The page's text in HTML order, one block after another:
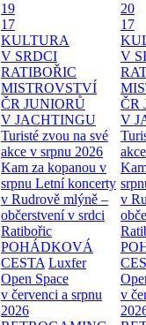
19
17
KULTURA
V SRDCI
RATIBOŘIC
MISTROVSTVÍ
ČR JUNIORŮ
V JACHTINGU
Turisté zvou na své
akce v srpnu 2026
Kam za kopanou v
srpnu Letní koncerty
v Rudrově mlýně –
občerstvení v srdci
Ratibořic
POHÁDKOVÁ
CESTA Luxfer
Open Space
v červenci a srpnu
2026
20
17
V
ČR
V
v
v